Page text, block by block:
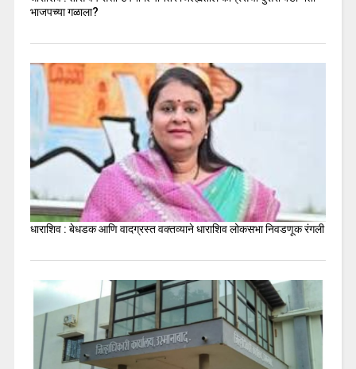
भाजपच्या गळाला?
धाराशिव : बेधडक आणि वादग्रस्त वक्तव्याने धाराशिव लोकसभा निवडणूक रंगली